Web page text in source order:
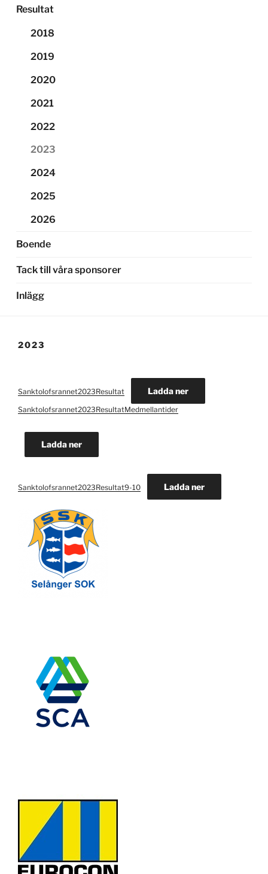
Resultat
2018
2019
2020
2021
2022
2023
2024
2025
2026
Boende
Tack till våra sponsorer
Inlägg
2023
Sanktolofsrannet2023Resultat Ladda ner
Sanktolofsrannet2023ResultatMedmellantider
Ladda ner
Sanktolofsrannet2023Resultat9-10 Ladda ner